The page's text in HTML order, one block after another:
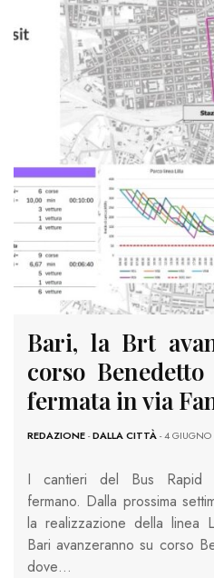
Bari, la Brt
corso
fermata in via
REDAZIONE-DALLA CITTÀ- 4
I cantieri del Bus Rapid
fermano. Dalla prossima
la realizzazione della linea
Bari avanzeranno su corso
dove…